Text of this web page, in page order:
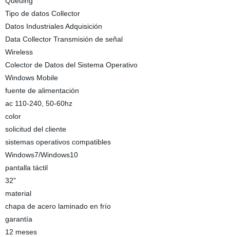
Tipo de datos Collector
Datos Industriales Adquisición
Data Collector Transmisión de señal
Wireless
Colector de Datos del Sistema Operativo
Windows Mobile
fuente de alimentación
ac 110-240, 50-60hz
color
solicitud del cliente
sistemas operativos compatibles
Windows7/Windows10
pantalla táctil
32"
material
chapa de acero laminado en frío
garantía
12 meses